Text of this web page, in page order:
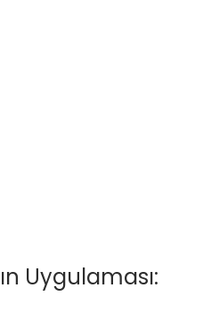
Uygulaması: